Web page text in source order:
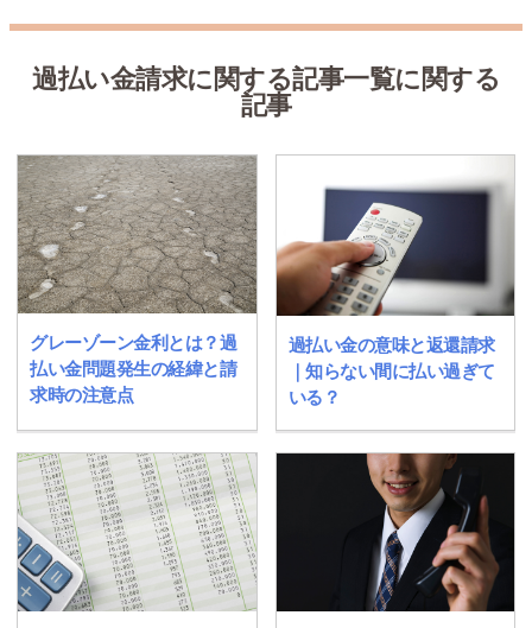
過払い金請求に関する記事一覧に関する
記事
グレーゾーン金利とは？過
払い金問題発生の経緯と請
求時の注意点
過払い金の意味と返還請求
｜知らない間に払い過ぎて
いる？